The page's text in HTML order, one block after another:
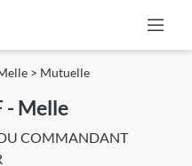
> Mutuelle
- Melle
COMMANDANT